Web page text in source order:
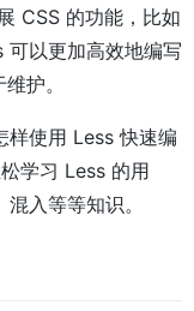
CSS 的功能，比如
可以更加高效地编写
护。
样使用 Less 快速编
学习 Less 的用
入等等知识。